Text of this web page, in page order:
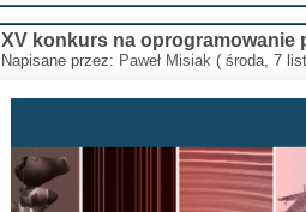
XV konkurs na oprogramowanie
Napisane przez: Paweł Misiak( środa, 7